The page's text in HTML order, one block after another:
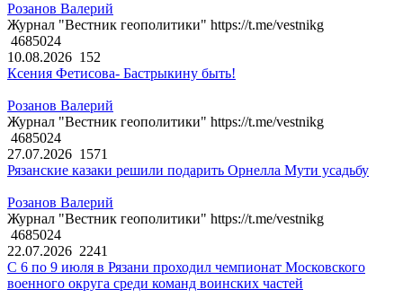
Розанов Валерий
Журнал "Вестник геополитики" https://t.me/vestnikg
4685024
10.08.2026 152
Ксения Фетисова- Бастрыкину быть!
Розанов Валерий
Журнал "Вестник геополитики" https://t.me/vestnikg
4685024
27.07.2026 1571
Рязанские казаки решили подарить Орнелла Мути усадьбу
Розанов Валерий
Журнал "Вестник геополитики" https://t.me/vestnikg
4685024
22.07.2026 2241
С 6 по 9 июля в Рязани проходил чемпионат Московского
военного округа среди команд воинских частей